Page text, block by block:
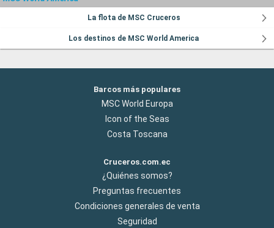
La flota de MSC Cruceros
Los destinos de MSC World America
Barcos más populares
MSC World Europa
Icon of the Seas
Costa Toscana
Cruceros.com.ec
¿Quiénes somos?
Preguntas frecuentes
Condiciones generales de venta
Seguridad